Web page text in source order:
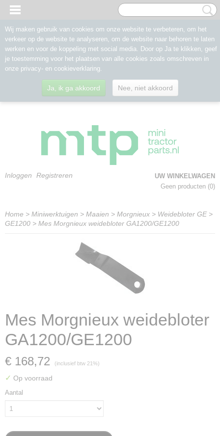
Inloggen Registreren
UW WINKELWAGEN
Geen producten (0)
Home > Miniwerktuigen > Maaien > Morgnieux > Weidebloter GE>
GE1200 > Mes Morgnieux weidebloter GA1200/GE1200
Mes Morgnieux weidebloter
GA1200/GE1200
€ 168,72 (inclusief btw 21%)
✓ Op voorraad
Aantal
Wij maken gebruik van cookies om onze website te verbeteren, om het
verkeer op de website te analyseren, om de website naar behoren te laten
werken en voor de koppeling met social media. Door op Ja te klikken, geef
je toestemming voor het plaatsen van alle cookies zoals omschreven in
onze privacy- en cookieverklaring.
Ja, ik ga akkoord Nee, niet akkoord